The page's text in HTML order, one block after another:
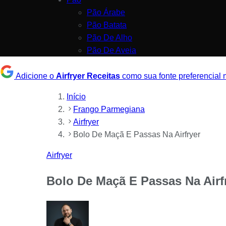
Pão Árabe
Pão Batata
Pão De Alho
Pão De Aveia
Adicione o Airfryer Receitas como sua fonte preferencial
Início
Frango Parmegiana
Airfryer
Bolo De Maçã E Passas Na Airfryer
Airfryer
Bolo De Maçã E Passas Na